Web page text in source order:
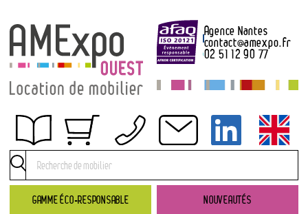
GAMME ÉCO-RESPONSABLE NOUVEAUTÉS
Agence Nantes
contact@amexpo.fr
02 51 12 90 77
Obtenir un devis
Conditions générales de location
Conditions de règlement